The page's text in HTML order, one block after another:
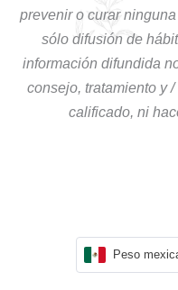
prevenir o curar
sólo difusión de
información difundida
consejo, tratamiento y
calificado, ni
Peso